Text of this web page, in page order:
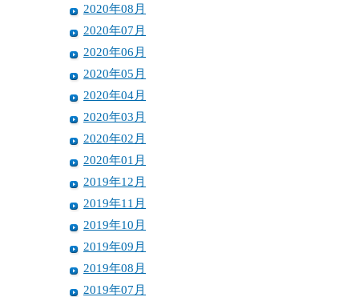
2020年08月
2020年07月
2020年06月
2020年05月
2020年04月
2020年03月
2020年02月
2020年01月
2019年12月
2019年11月
2019年10月
2019年09月
2019年08月
2019年07月